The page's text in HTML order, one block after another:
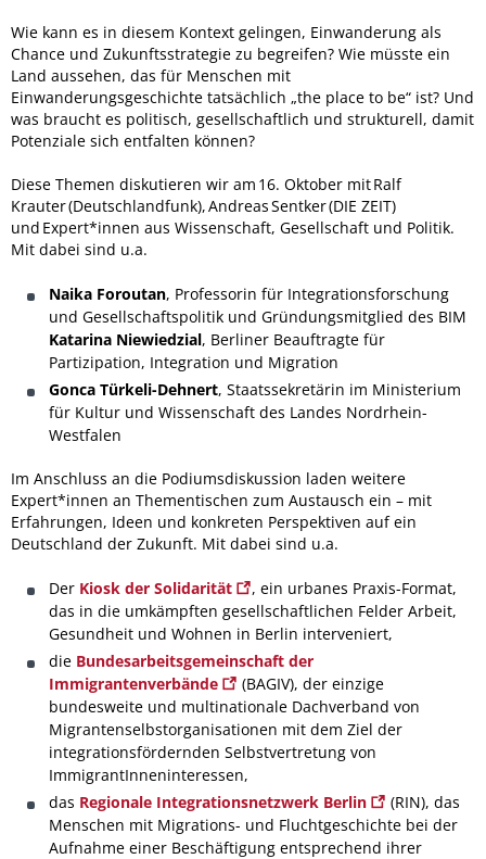
Wie kann es in diesem Kontext gelingen, Einwanderung als
Chance und Zukunftsstrategie zu begreifen? Wie müsste ein
Land aussehen, das für Menschen mit
Einwanderungsgeschichte tatsächlich „the place to be“ ist? Und
was braucht es politisch, gesellschaftlich und strukturell, damit
Potenziale sich entfalten können?
Diese Themen diskutieren wir am 16. Oktober mit Ralf
Krauter (Deutschlandfunk), Andreas Sentker (DIE ZEIT)
und Expert*innen aus Wissenschaft, Gesellschaft und Politik.
Mit dabei sind u.a.
Naika Foroutan, Professorin für Integrationsforschung
und Gesellschaftspolitik und Gründungsmitglied des BIM
Katarina Niewiedzial, Berliner Beauftragte für
Partizipation, Integration und Migration
Gonca Türkeli-Dehnert, Staatssekretärin im Ministerium
für Kultur und Wissenschaft des Landes Nordrhein-
Westfalen
Im Anschluss an die Podiumsdiskussion laden weitere
Expert*innen an Thementischen zum Austausch ein – mit
Erfahrungen, Ideen und konkreten Perspektiven auf ein
Deutschland der Zukunft. Mit dabei sind u.a.
Der Kiosk der Solidarität
, ein urbanes Praxis-Format,
das in die umkämpften gesellschaftlichen Felder Arbeit,
Gesundheit und Wohnen in Berlin interveniert,
die Bundesarbeitsgemeinschaft der
Immigrantenverbände
(BAGIV), der einzige
bundesweite und multinationale Dachverband von
Migrantenselbstorganisationen mit dem Ziel der
integrationsfördernden Selbstvertretung von
ImmigrantInneninteressen,
das Regionale Integrationsnetzwerk Berlin
(RIN), das
Menschen mit Migrations- und Fluchtgeschichte bei der
Aufnahme einer Beschäftigung entsprechend ihrer